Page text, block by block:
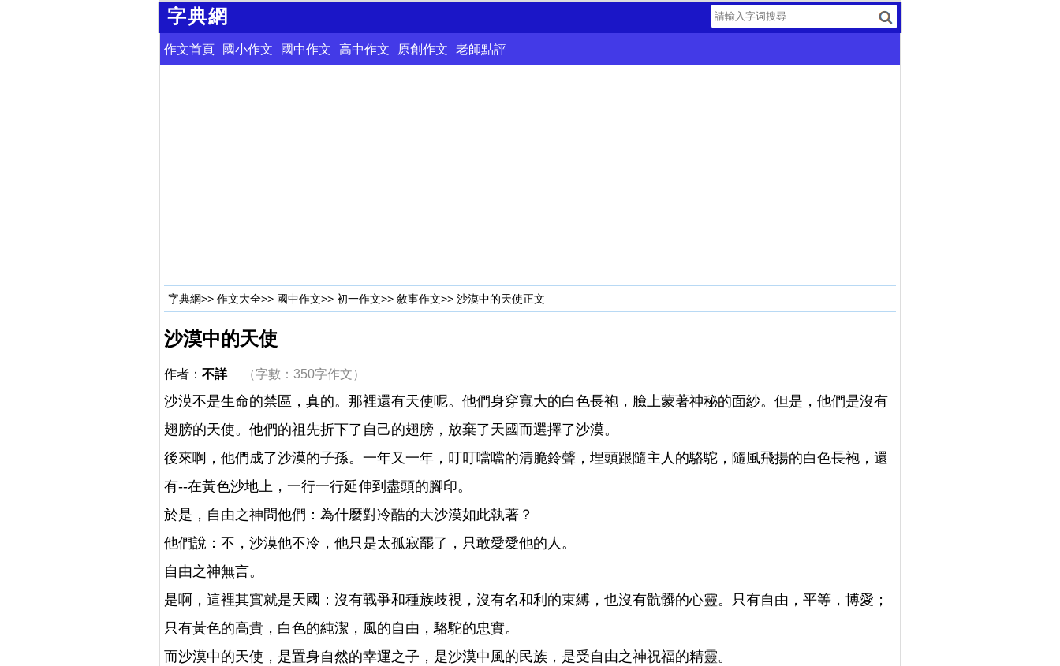
字典網
作文首頁 國小作文 國中作文 高中作文 原創作文 老師點評
字典網>> 作文大全>> 國中作文>> 初一作文>> 敘事作文>> 沙漠中的天使正文
沙漠中的天使
作者： 不詳 （字數：350字作文）
沙漠不是生命的禁區，真的。那裡還有天使呢。他們身穿寬大的白色長袍，臉上蒙著神秘的面紗。但是，他們是沒有
翅膀的天使。他們的祖先折下了自己的翅膀，放棄了天國而選擇了沙漠。
後來啊，他們成了沙漠的子孫。一年又一年，叮叮噹噹的清脆鈴聲，埋頭跟隨主人的駱駝，隨風飛揚的白色長袍，還
有--在黃色沙地上，一行一行延伸到盡頭的腳印。
於是，自由之神問他們：為什麼對冷酷的大沙漠如此執著？
他們說：不，沙漠他不冷，他只是太孤寂罷了，只敢愛愛他的人。
自由之神無言。
是啊，這裡其實就是天國：沒有戰爭和種族歧視，沒有名和利的束縛，也沒有骯髒的心靈。只有自由，平等，博愛；
只有黃色的高貴，白色的純潔，風的自由，駱駝的忠實。
而沙漠中的天使，是置身自然的幸運之子，是沙漠中風的民族，是受自由之神祝福的精靈。